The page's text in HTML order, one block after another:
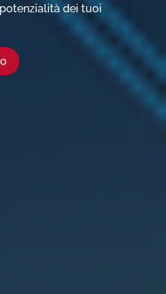
dei tuoi